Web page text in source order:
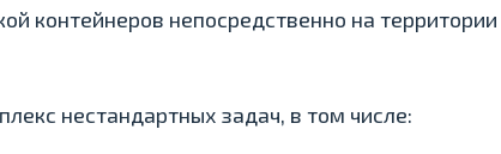
контейнеров непосредственно на территории
нестандартных задач, в том числе: